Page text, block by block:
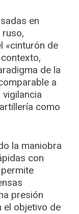
en
«cinturón de
de la
a
como
la maniobra
con
presión
el objetivo de